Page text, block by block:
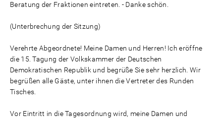
Beratung der Fraktionen eintreten. - Danke schön.
(Unterbrechung der Sitzung)
Verehrte Abgeordnete! Meine Damen und Herren! Ich eröffne
die 15. Tagung der Volkskammer der Deutschen
Demokratischen Republik und begrüße Sie sehr herzlich. Wir
begrüßen alle Gäste, unter ihnen die Vertreter des Runden
Tisches.
Vor Eintritt in die Tagesordnung wird, meine Damen und